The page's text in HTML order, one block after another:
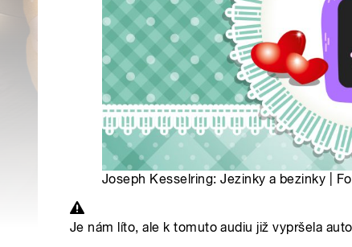
Joseph Kesselring: Jezinky a bezinky |
Je nám líto, ale k tomuto audiu již vypršela